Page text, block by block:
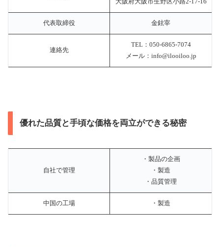
大阪府大阪市生野区小路2-17-16
代表取締役 金鉉宰
連絡先
TEL：050-6865-7074
メール：info@ilooiloo.jp
優れた品質と手頃な価格を両立ができる秘密
自社で管理
・製品の企画
・製造
・品質管理
中国の工場 ・製造